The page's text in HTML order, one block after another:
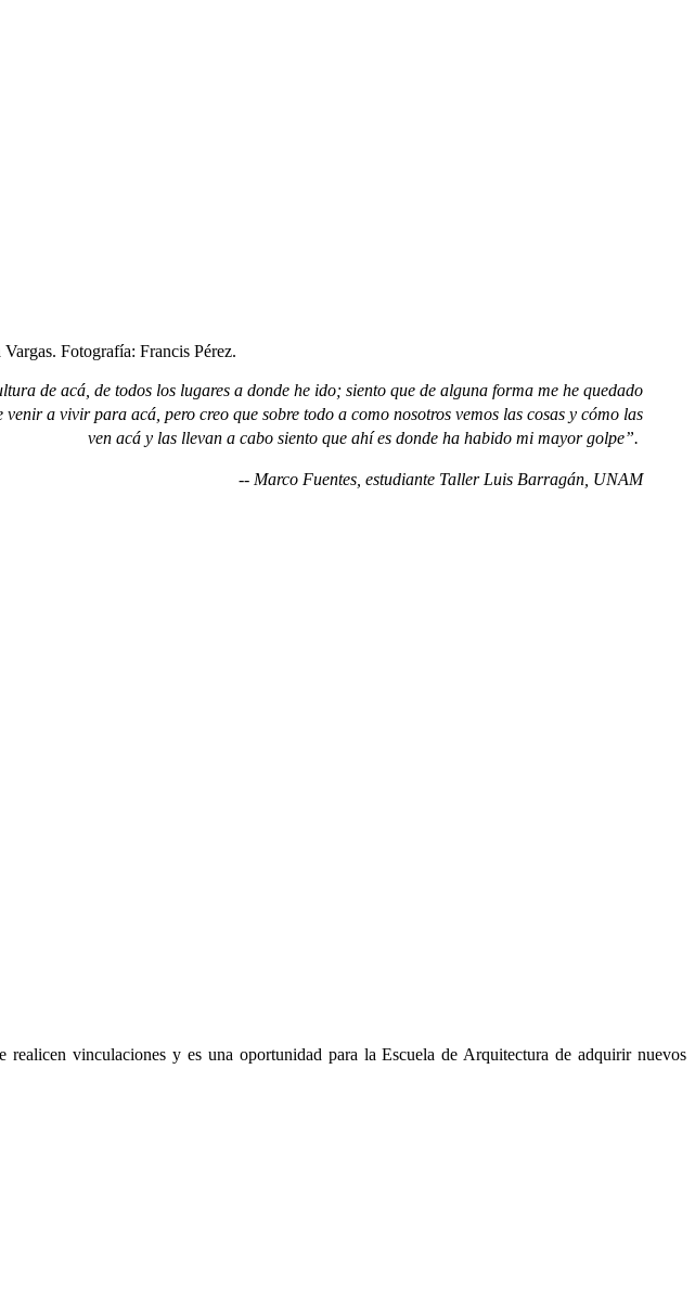
Fotografía: Francis Pérez.
de acá, de todos los lugares a donde he ido; siento que de alguna forma me he quedado
a vivir para acá, pero creo que sobre todo a como nosotros vemos las cosas y cómo las
ven acá y las llevan a cabo siento que ahí es donde ha habido mi mayor golpe”.
-- Marco Fuentes, estudiante Taller Luis Barragán, UNAM
vinculaciones y es una oportunidad para la Escuela de Arquitectura de adquirir nuevos